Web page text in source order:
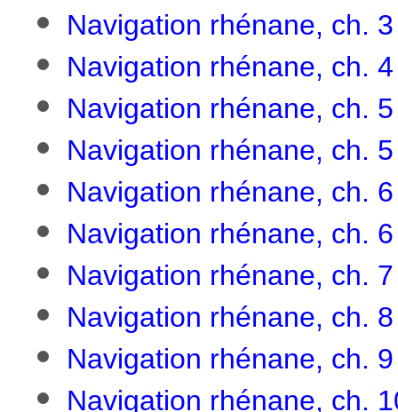
Navigation rhénane, ch.
Navigation rhénane, ch.
Navigation rhénane, ch.
Navigation rhénane, ch.
Navigation rhénane, ch.
Navigation rhénane, ch.
Navigation rhénane, ch.
Navigation rhénane, ch.
Navigation rhénane, ch.
Navigation rhénane, ch.